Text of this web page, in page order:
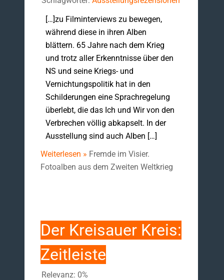
[…]zu Filminterviews zu bewegen,
während diese in ihren Alben
blättern. 65 Jahre nach dem Krieg
und trotz aller Erkenntnisse über den
NS und seine Kriegs- und
Vernichtungspolitik hat in den
Schilderungen eine Sprachregelung
überlebt, die das Ich und Wir von den
Verbrechen völlig abkapselt. In der
Ausstellung sind auch Alben […]
Weiterlesen » Fremde im Visier.
Fotoalben aus dem Zweiten Weltkrieg
Der Kreisauer Kreis:
Zeitleiste
Relevanz: 0%